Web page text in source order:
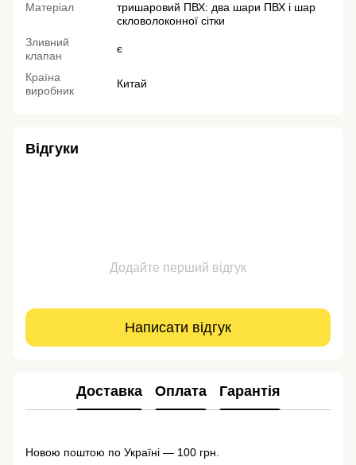
Матеріал
тришаровий ПВХ: два шари ПВХ і шар
скловолоконної сітки
Зливний
клапан
є
Країна
виробник
Китай
Відгуки
Додайте перший відгук
Написати відгук
Доставка Оплата Гарантія
Новою поштою по Україні — 100 грн.